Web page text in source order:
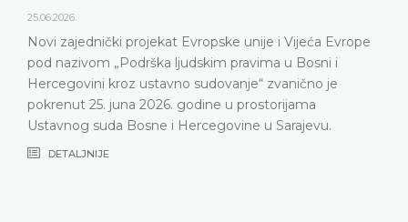
25.06.2026.
Novi zajednički projekat Evropske unije i Vijeća Evrope
pod nazivom „Podrška ljudskim pravima u Bosni i
Hercegovini kroz ustavno sudovanje“ zvanično je
pokrenut 25. juna 2026. godine u prostorijama
Ustavnog suda Bosne i Hercegovine u Sarajevu.
DETALJNIJE